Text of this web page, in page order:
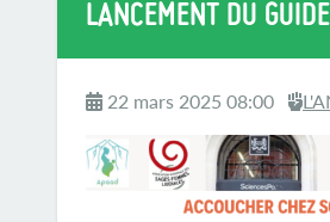
LANCEMENT DU
22 mars 2025 08:00